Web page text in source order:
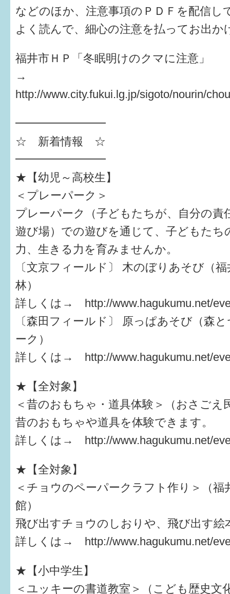
などのほか、注意事項のＰＤＦを配信し
よく読んで、細心の注意を払ってお出か
福井市ＨＰ「冬眠明けのクマに注意」
→
http://www.city.fukui.lg.jp/sigoto/nourin/
━━━━━━━━
☆ 新着情報 ☆
━━━━━━━━
★【幼児～高校生】
＜プレーパーク＞
プレーパーク（子どもたちが、自分の責
遊び場）での遊びを通じて、子どもたち
力、生きる力を育みませんか。
〔文京フィールド〕 木のぼりあそび（
林）
詳しくは→ http://www.hagukumu.net/
〔森田フィールド〕 原っぱあそび（森
ーク）
詳しくは→ http://www.hagukumu.net/
★【全対象】
＜昔のおもちゃ・道具体験＞（おさごえ
昔のおもちゃや道具を体験できます。
詳しくは→ http://www.hagukumu.net/
★【全対象】
＜チョウのペーパークラフト作り＞（福
館）
飛び出すチョウのしおりや、飛び出す絵
詳しくは→ http://www.hagukumu.net/
★【小中学生】
＜ユッキーの書道教室＞（こども歴史文
福井市図書館オススメの本
お出かけ情報
病気・けが 基本情報
パパもママも子育て
ワンポイント英会話
ソーシャルメディア
すまいるサポート行事案内